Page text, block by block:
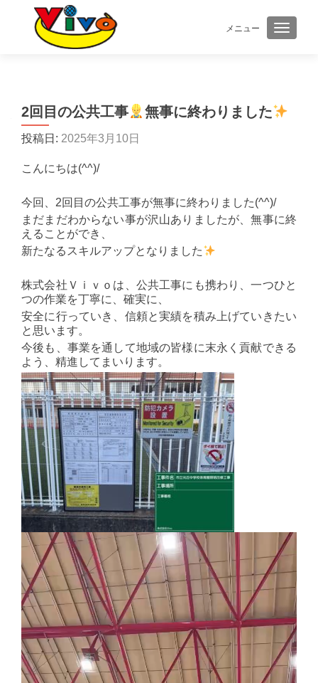
メニュー ナビゲ
2回目の公共工事 無事に終わりました
投稿日: 2025年3月10日
こんにちは(^^)/
今回、2回目の公共工事が無事に終わりました(^^)/
まだまだわからない事が沢山ありましたが、無事に終
えることができ、
新たなるスキルアップとなりました
株式会社Ｖｉｖｏは、公共工事にも携わり、一つひと
つの作業を丁寧に、確実に、
安全に行っていき、信頼と実績を積み上げていきたい
と思います。
今後も、事業を通して地域の皆様に末永く貢献できる
よう、精進してまいります。
動
プ
レ
ー
ヤ
ー